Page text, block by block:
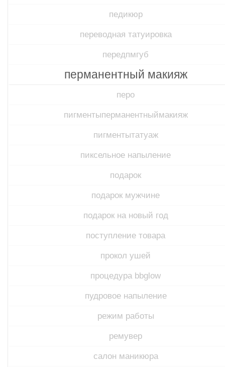
педикюр
переводная татуировка
передпмгуб​
перманентный макияж
перо
пигментыперманентныймакияж
пигментытатуаж
пиксельное напыление
подарок
подарок мужчине
подарок на новый год
поступление товара
прокол ушей
процедура bbglow
пудровое напыление
режим работы
ремувер
салон маникюра